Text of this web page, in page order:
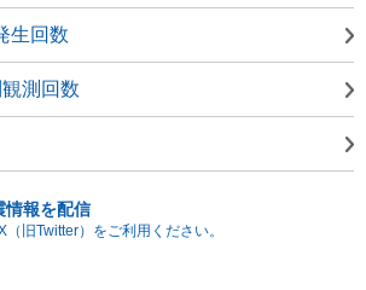
生回数
測回数
情報を配信
旧Twitter）をご利用ください。